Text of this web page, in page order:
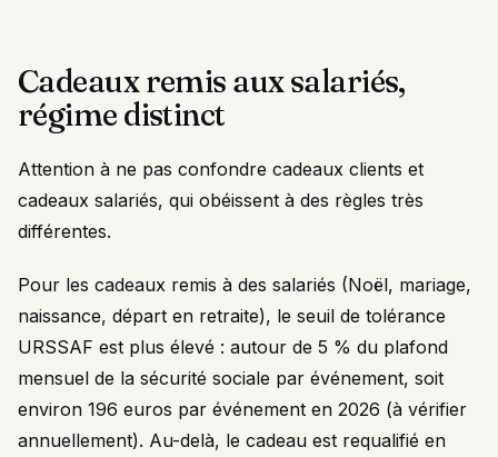
Cadeaux remis aux salariés,
régime distinct
Attention à ne pas confondre cadeaux clients et
cadeaux salariés, qui obéissent à des règles très
différentes.
Pour les cadeaux remis à des salariés (Noël, mariage,
naissance, départ en retraite), le seuil de tolérance
URSSAF est plus élevé : autour de 5 % du plafond
mensuel de la sécurité sociale par événement, soit
environ 196 euros par événement en 2026 (à vérifier
annuellement). Au-delà, le cadeau est requalifié en